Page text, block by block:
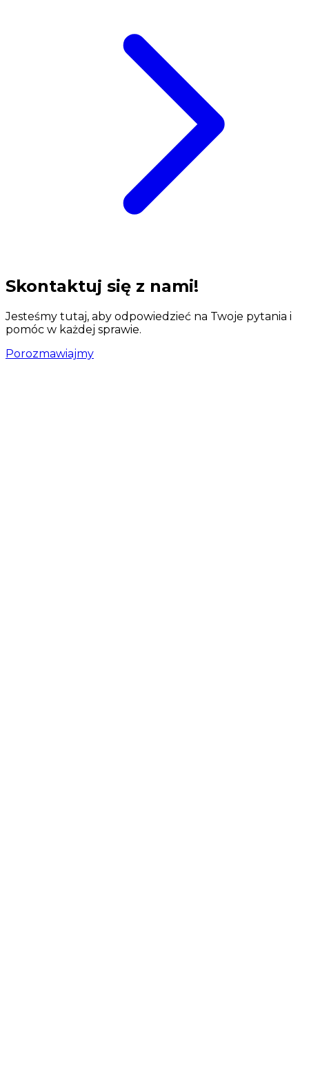
Skontaktuj się z nami!
Jesteśmy tutaj, aby odpowiedzieć na Twoje pytania i
pomóc w każdej sprawie.
Porozmawiajmy